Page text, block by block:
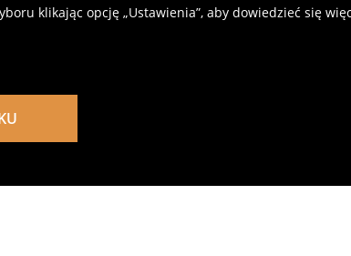
klikając opcję „Ustawienia”, aby dowiedzieć się